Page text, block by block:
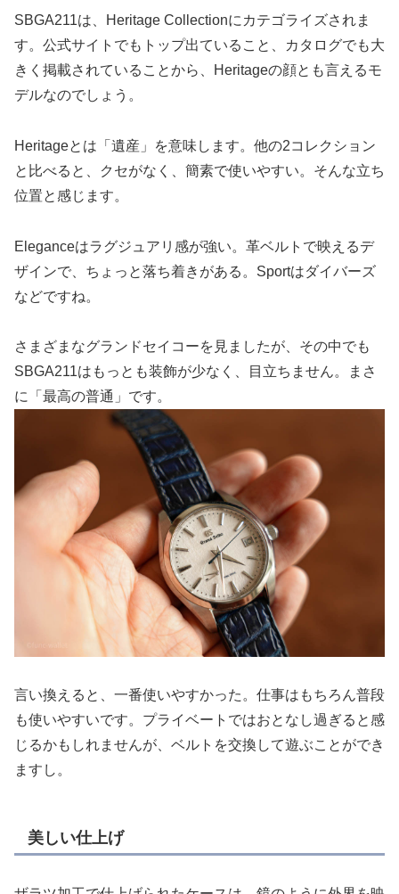
SBGA211は、Heritage Collectionにカテゴライズされま
す。公式サイトでもトップ出ていること、カタログでも大
きく掲載されていることから、Heritageの顔とも言えるモ
デルなのでしょう。
Heritageとは「遺産」を意味します。他の2コレクション
と比べると、クセがなく、簡素で使いやすい。そんな立ち
位置と感じます。
Eleganceはラグジュアリ感が強い。革ベルトで映えるデ
ザインで、ちょっと落ち着きがある。Sportはダイバーズ
などですね。
さまざまなグランドセイコーを見ましたが、その中でも
SBGA211はもっとも装飾が少なく、目立ちません。まさ
に「最高の普通」です。
言い換えると、一番使いやすかった。仕事はもちろん普段
も使いやすいです。プライベートではおとなし過ぎると感
じるかもしれませんが、ベルトを交換して遊ぶことができ
ますし。
美しい仕上げ